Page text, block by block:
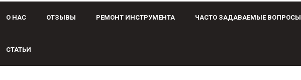
О НАС ОТЗЫВЫ РЕМОНТ ИНСТРУМЕНТА ЧАСТО ЗАДАВАЕМЫЕ ВОПРОСЫ
СТАТЬИ